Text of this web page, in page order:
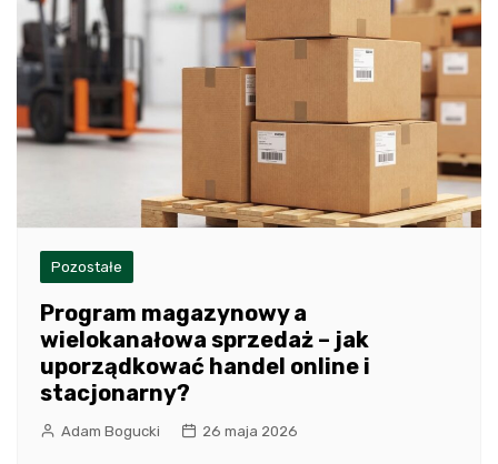
Pozostałe
Program magazynowy a
wielokanałowa sprzedaż – jak
uporządkować handel online i
stacjonarny?
Adam Bogucki 26 maja 2026